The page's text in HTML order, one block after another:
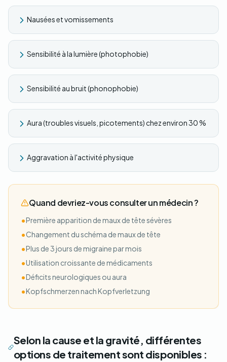
Nausées et vomissements
Sensibilité à la lumière (photophobie)
Sensibilité au bruit (phonophobie)
Aura (troubles visuels, picotements) chez environ 30 %
Aggravation à l'activité physique
Quand devriez-vous consulter un médecin ?
•Première apparition de maux de tête sévères
•Changement du schéma de maux de tête
•Plus de 3 jours de migraine par mois
•Utilisation croissante de médicaments
•Déficits neurologiques ou aura
•Kopfschmerzen nach Kopfverletzung
Selon la cause et la gravité, différentes
options de traitement sont disponibles :